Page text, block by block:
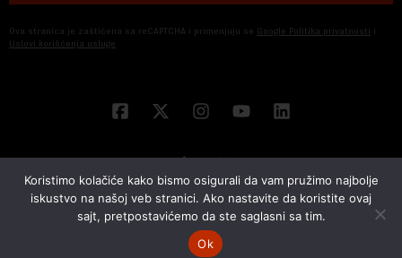
Ova stranica je zaštićena sa reCAPTCHA i primenjuju se Google Politika privatnosti i
Uslovi korišćenja usluge
© 2026 NOVA EKONOMIJA | SVA PRAVA ZADŽANA | DEVELOPED BY
Koristimo kolačiće kako bismo osigurali da vam pružimo najbolje
iskustvo na našoj veb stranici. Ako nastavite da koristite ovaj
sajt, pretpostavićemo da ste saglasni sa tim.
Ok